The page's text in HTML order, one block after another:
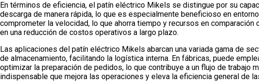
En términos de eficiencia, el patín eléctrico Mikels se distingue por su
descarga de manera rápida, lo que es especialmente beneficioso en
comprometer la velocidad, lo que ahorra tiempo y recursos en
en una reducción de costos operativos a largo plazo.
Las aplicaciones del patín eléctrico Mikels abarcan una variada gama de
de almacenamiento, facilitando la logística interna. En fábricas, puede
optimizar la preparación de pedidos, lo que contribuye a un flujo de
indispensable que mejora las operaciones y eleva la eficiencia general de